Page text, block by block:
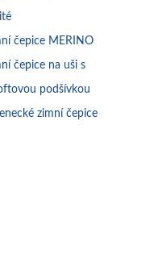
čepice MERINO
čepice na uši s
podšívkou
zimní čepice